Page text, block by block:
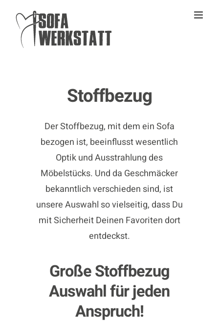
Inhalt
springen
Stoffbezug
Der Stoffbezug, mit dem ein Sofa
bezogen ist, beeinflusst wesentlich
Optik und Ausstrahlung des
Möbelstücks. Und da Geschmäcker
bekanntlich verschieden sind, ist
unsere Auswahl so vielseitig, dass Du
mit Sicherheit Deinen Favoriten dort
entdeckst.
Große Stoffbezug
Auswahl für jeden
Anspruch!